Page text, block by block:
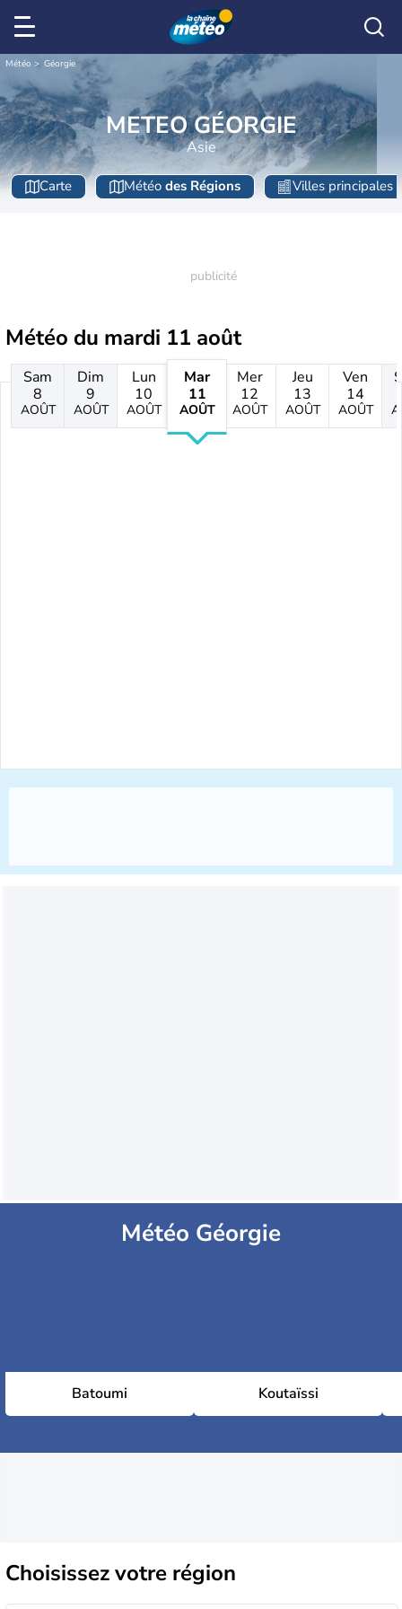
Météo Géorgie
METEO GÉORGIE
Asie
Carte Météo des Régions Villes principales
Météo du mardi 11 août
Sam
8
AOÛT
Dim
9
AOÛT
Lun
10
AOÛT
Mar
11
AOÛT
Mer
12
AOÛT
Jeu
13
AOÛT
Ven
14
AOÛT
Météo Géorgie
Batoumi Koutaïssi
Choisissezvotre région